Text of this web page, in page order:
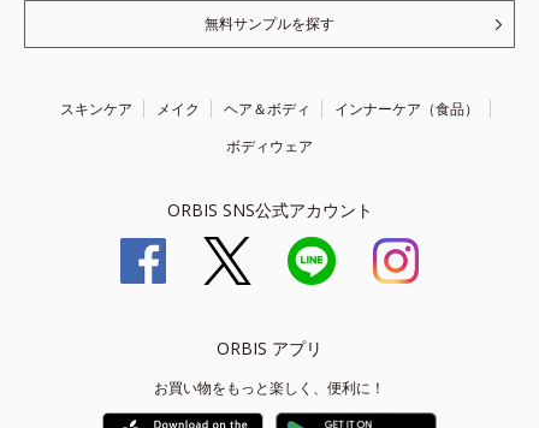
無料サンプルを探す
スキンケア メイク ヘア＆ボディ
インナーケア（食品）
ボディウェア
ORBIS SNS公式アカウント
ORBIS アプリ
お買い物をもっと楽しく、便利に！